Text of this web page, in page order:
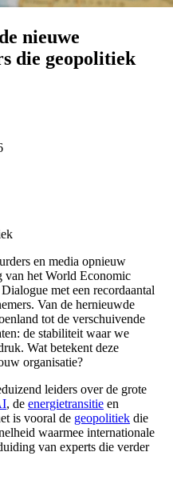
nieuwe
die geopolitiek
en media opnieuw
het World Economic
met een recordaantal
Van de hernieuwde
tot de verschuivende
de stabiliteit waar we
Wat betekent deze
organisatie?
leiders over de grote
, de energietransitie en
is vooral de geopolitiek die
waarmee internationale
van experts die verder